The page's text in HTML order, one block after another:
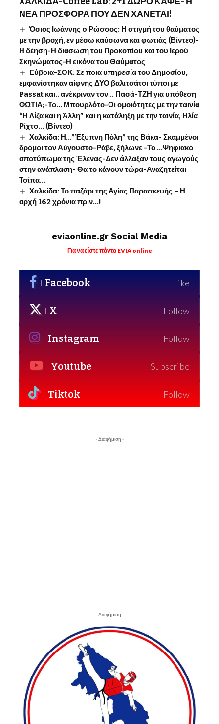
ΝΕΑ ΠΡΟΣΦΟΡΑ ΠΟΥ ΔΕΝ ΧΑΝΕΤΑΙ!
Όσιος Ιωάννης o Ρώσσος: Η στιγμή του θαύματος
με την βροχή, εν μέσω καύσωνα και φωτιάς (Βίντεο)-
Η δέηση-Η διάσωση του Προκοπίου και του Ιερού
Σκηνώματος-Η εικόνα του Θαύματος
Εύβοια-ΣΟΚ: Σε ποια υπηρεσία του Δημοσίου,
εμφανίστηκαν αίφνης ΔΥΟ βαλιτσάτοι τύποι με
Passat και.. ανέκριναν τον… Πασά-ΤΖΗ για υπόθεση
ΦΩΤΙΑ;-Το… Μπουρλότο-Οι ομοιότητες με την ταινία
“Η Λίζα και η Άλλη” και η κατάληξη με την ταινία, Ηλία
Ρίχτο… (Βίντεο)
Χαλκίδα: Η…”Έξυπνη Πόλη” της Βάκα- Σκαμμένοι
δρόμοι τον Αύγουστο-Ράβε, ξήλωνε -Το …Ψηφιακό
αποτύπωμα της Έλενας-Δεν άλλαξαν τους αγωγούς
στην ανάπλαση- Θα το κάνουν τώρα-Αναζητείται
Τσίπα…
Χαλκίδα: Το παζάρι της Αγίας Παρασκευής – Η
αρχή 162 χρόνια πριν…!
eviaonline.gr Social Media
Για να είστε πάντα EVIA online
Facebook Like
X Follow
Instagram Follow
Youtube Subscribe
Tiktok Follow
- Διαφήμιση -
- Διαφήμιση -